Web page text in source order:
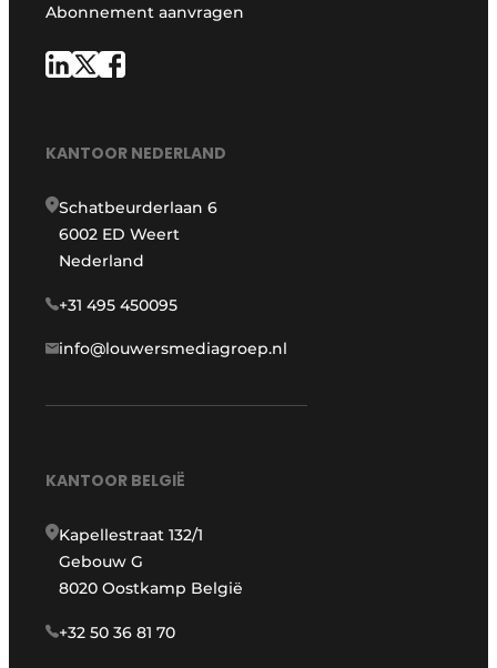
Abonnement aanvragen
KANTOOR NEDERLAND
Schatbeurderlaan 6
6002 ED Weert
Nederland
+31 495 450095
info@louwersmediagroep.nl
KANTOOR BELGIË
Kapellestraat 132/1
Gebouw G
8020 Oostkamp België
+32 50 36 81 70